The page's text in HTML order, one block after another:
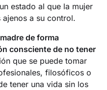
estado al que la mujer
a su control.
de forma
consciente de no tener
que se puede tomar
filosóficos o
tener una vida sin los